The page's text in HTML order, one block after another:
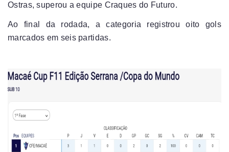
Ostras, superou a equipe Craques do Futuro.
Ao final da rodada, a categoria registrou oito gols
marcados em seis partidas.